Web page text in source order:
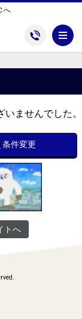
へ
ませんでした。
条件変更
トへ